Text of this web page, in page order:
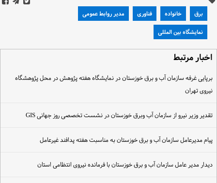
برق خانواده فناوری مدیر روابط عمومی
نمایشگاه بین المللی
اخبار مرتبط
برپایی غرفه سازمان آب و برق خوزستان در نمایشگاه هفته پژوهش در محل پژوهشگاه
نیروی تهران
تقدیر وزیر نیرو از سازمان آب وبرق خوزستان در نشست تخصصی روز جهانی GIS
پیام مدیرعامل سازمان آب و برق خوزستان به مناسبت هفته پدافند غیرعامل
دیدار مدیر عامل سازمان آب و برق خوزستان با فرمانده نیروی انتظامی استان